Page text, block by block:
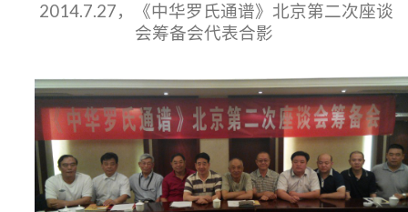
2014.7.27，《中华罗氏通谱》北京第二次座谈
会筹备会代表合影